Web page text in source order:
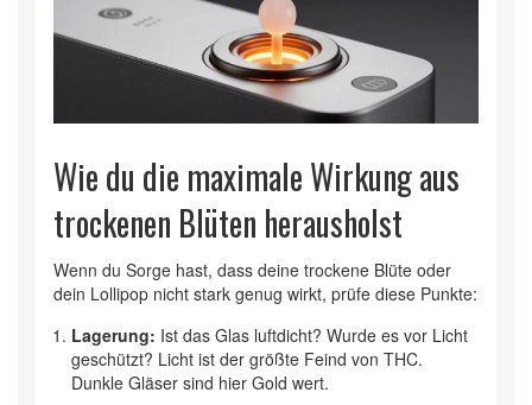
Wie du die maximale Wirkung aus
trockenen Blüten herausholst
Wenn du Sorge hast, dass deine trockene Blüte oder
dein Lollipop nicht stark genug wirkt, prüfe diese Punkte:
Lagerung: Ist das Glas luftdicht? Wurde es vor Licht
geschützt? Licht ist der größte Feind von THC.
Dunkle Gläser sind hier Gold wert.